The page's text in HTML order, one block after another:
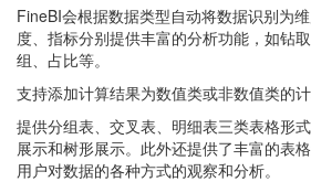
FineBI会根据数据类型自动将数据识别为
度、指标分别提供丰富的分析功能，如钻
组、占比等。
支持添加计算结果为数值类或非数值类的计
提供分组表、交叉表、明细表三类表格形
展示和树形展示。此外还提供了丰富的表
用户对数据的各种方式的观察和分析。